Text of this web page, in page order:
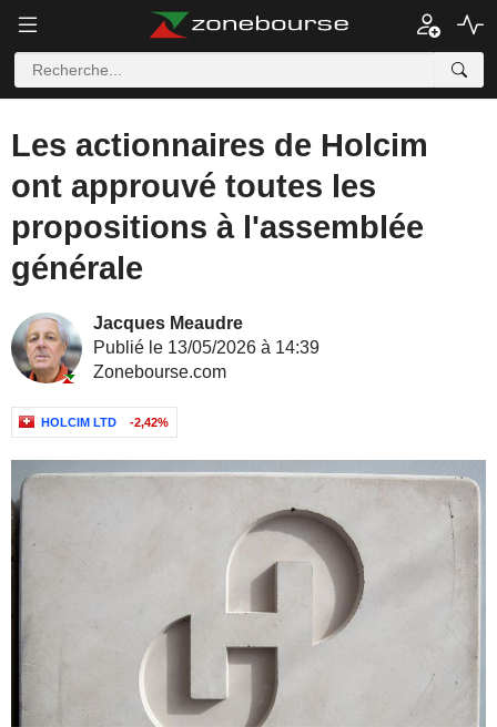
Les actionnaires de Holcim
ont approuvé toutes les
propositions à l'assemblée
générale
Jacques Meaudre
Publié le 13/05/2026 à 14:39
Zonebourse.com
HOLCIM LTD -2,42%